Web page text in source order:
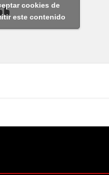
cookies de
este contenido